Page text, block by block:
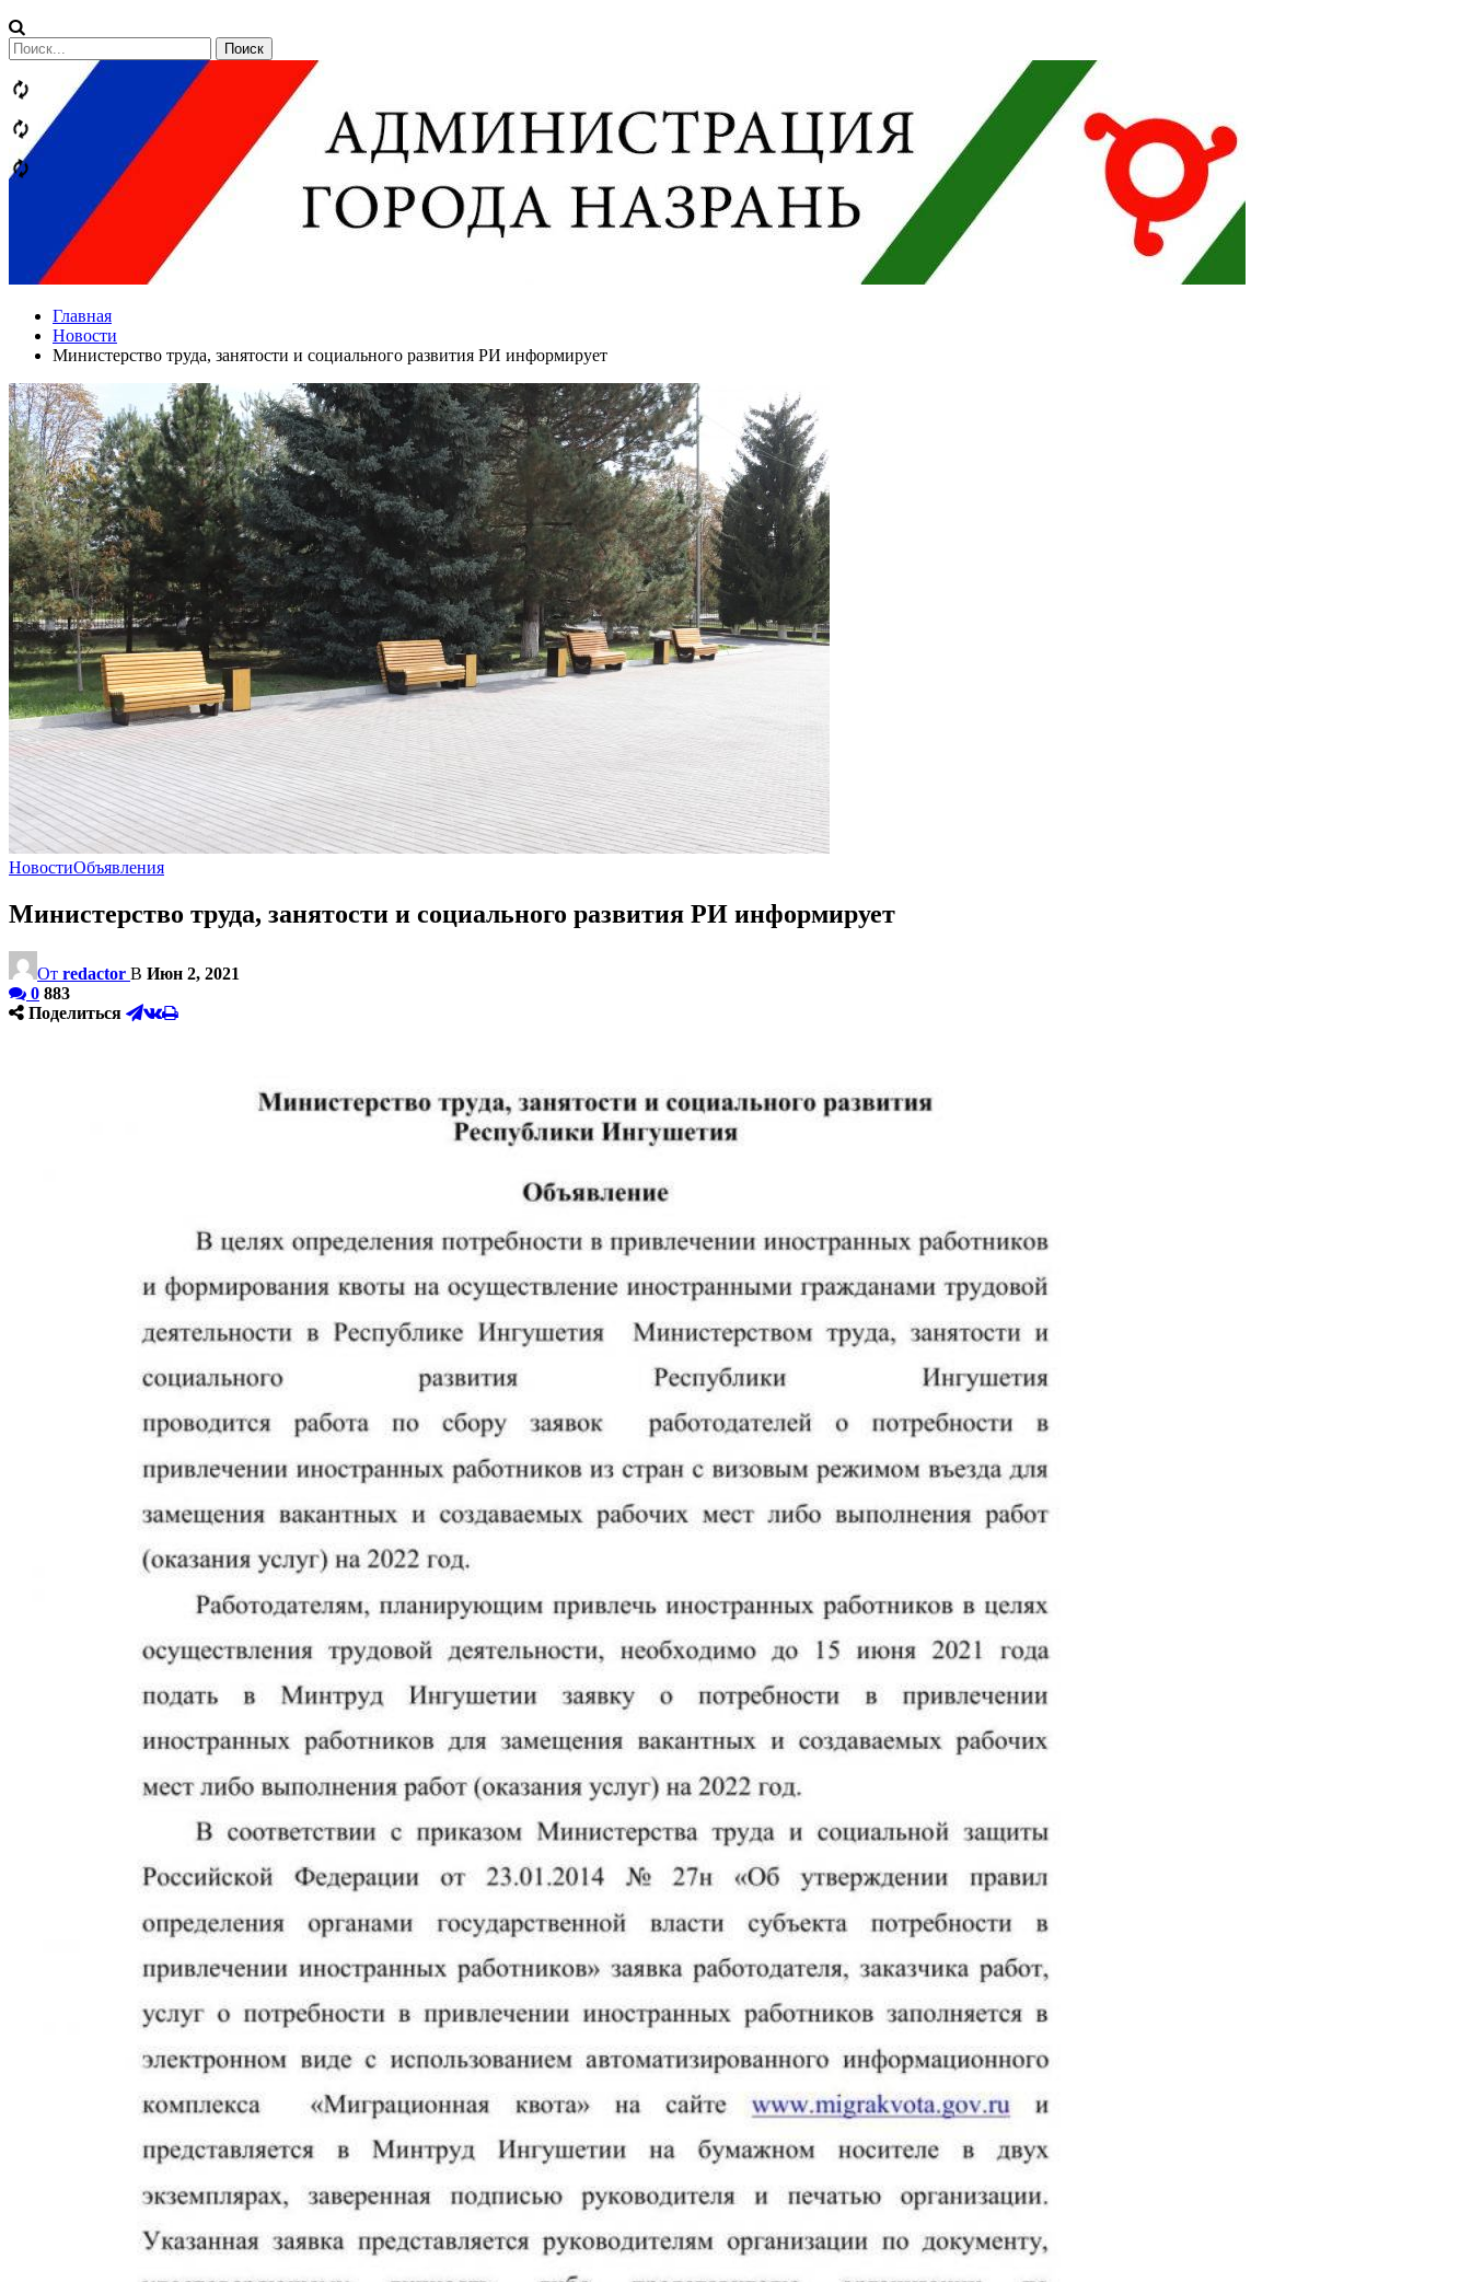
Сообщений
категории
Теги
Главная
Новости
Министерство труда, занятости и социального развития РИ информирует
НовостиОбъявления
Министерство труда, занятости и социального развития РИ информирует
От redactor В Июн 2, 2021
0 883
Поделиться